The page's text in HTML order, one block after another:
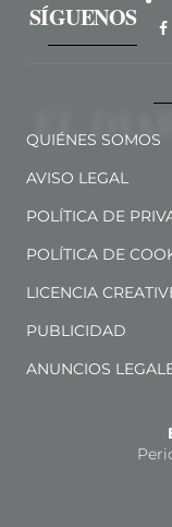
SÍGUENOS
QUIÉNES SOMOS
AVISO LEGAL
POLÍTICA DE
POLÍTICA DE
LICENCIA
PUBLICIDAD
ANUNCIOS